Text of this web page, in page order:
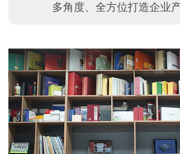
多角度、全方位打造企业